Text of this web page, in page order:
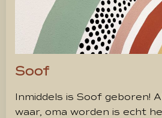
Soof
Inmiddels is Soof geboren!
waar, oma worden is echt